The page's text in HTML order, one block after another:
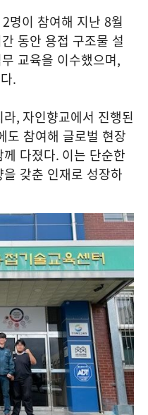
2명이 참여해 지난 8월
동안 용접 구조물 설
교육을 이수했으며,
.
라,자인향교에서 진행된
도 참여해 글로벌 현장
다졌다. 이는 단순한
갖춘 인재로 성장하